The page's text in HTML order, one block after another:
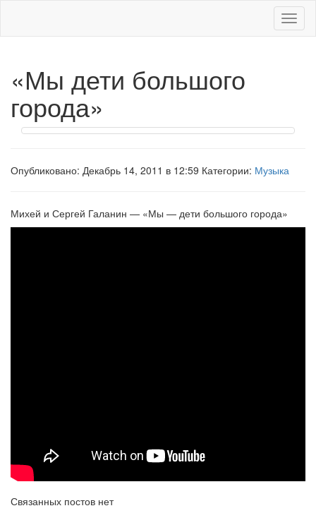
Меню
«Мы дети большого
города»
Опубликовано: Декабрь 14, 2011 в 12:59 Категории: Музыка
Михей и Сергей Галанин — «Мы — дети большого города»
Связанных постов нет